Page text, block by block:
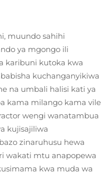
muundo sahihi
ya mgongo ili
karibuni kutoka kwa
kuchanganyikiwa
na umbali halisi kati ya
kama milango kama vile
wengi wanatambua
kujisajiliwa
zinaruhusu hewa
wakati mtu anapopewa
kwa muda wa